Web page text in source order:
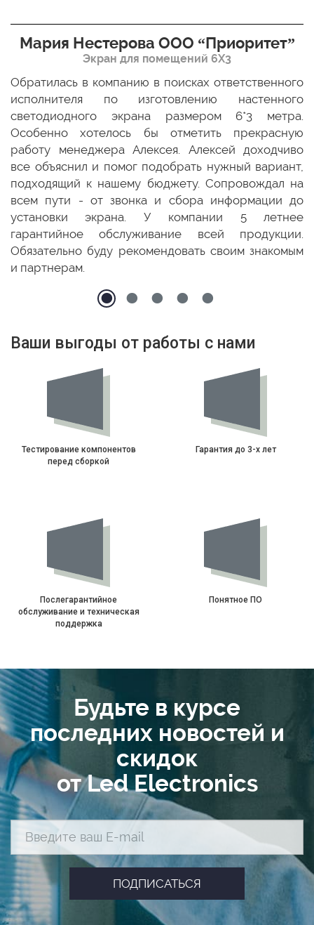
Мария Нестерова ООО “Приоритет”
Экран для помещений 6Х3
Обратилась в компанию в поисках ответственного
исполнителя по изготовлению настенного
светодиодного экрана размером 6*3 метра.
Особенно хотелось бы отметить прекрасную
работу менеджера Алексея. Алексей доходчиво
все объяснил и помог подобрать нужный вариант,
подходящий к нашему бюджету. Сопровождал на
всем пути - от звонка и сбора информации до
установки экрана. У компании 5 летнее
гарантийное обслуживание всей продукции.
Обязательно буду рекомендовать своим знакомым
и партнерам.
Ваши выгоды от работы с нами
Тестирование компонентов
перед сборкой
Гарантия до 3-х лет
Послегарантийное
обслуживание и техническая
поддержка
Понятное ПО
Будьте в курсе
последних новостей и
скидок
от Led Electronics